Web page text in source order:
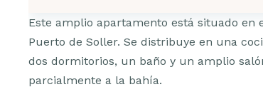
Este amplio apartamento está situado en
Puerto de Soller. Se distribuye en una
dos dormitorios, un baño y un amplio
parcialmente a la bahía.